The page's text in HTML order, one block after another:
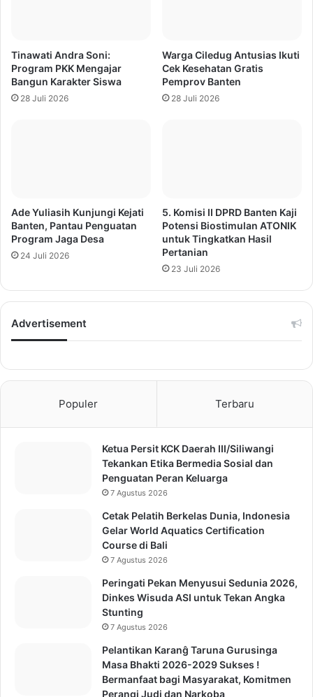
Tinawati Andra Soni:
Program PKK Mengajar
Bangun Karakter Siswa
28 Juli 2026
Warga Ciledug Antusias Ikuti
Cek Kesehatan Gratis
Pemprov Banten
28 Juli 2026
Ade Yuliasih Kunjungi Kejati
Banten, Pantau Penguatan
Program Jaga Desa
24 Juli 2026
5. Komisi II DPRD Banten Kaji
Potensi Biostimulan ATONIK
untuk Tingkatkan Hasil
Pertanian
23 Juli 2026
Advertisement
Populer Terbaru
Ketua Persit KCK Daerah III/Siliwangi
Tekankan Etika Bermedia Sosial dan
Penguatan Peran Keluarga
7 Agustus 2026
Cetak Pelatih Berkelas Dunia, Indonesia
Gelar World Aquatics Certification
Course di Bali
7 Agustus 2026
Peringati Pekan Menyusui Sedunia 2026,
Dinkes Wisuda ASI untuk Tekan Angka
Stunting
7 Agustus 2026
Pelantikan Karanĝ Taruna Gurusinga
Masa Bhakti 2026-2029 Sukses !
Bermanfaat bagi Masyarakat, Komitmen
Perangi Judi dan Narkoba